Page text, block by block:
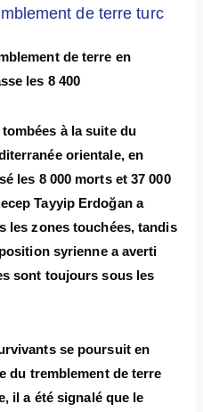
de terre turc
de terre en
les 8 400
à la suite du
orientale, en
les 8 000 morts et 37 000
Tayyip Erdoğan a
les zones touchées, tandis
syrienne a averti
sont toujours sous les
se poursuit en
du tremblement de terre
il a été signalé que le